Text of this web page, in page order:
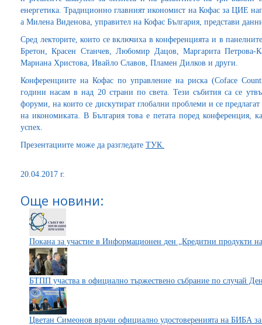
енергетика. Традиционно главният икономист на Кофас за ЦИЕ
а Милена Виденова, управител на Кофас България, представи
Сред лекторите, които се включиха в конференцията и в
Бретон, Красен Станчев, Любомир Дацов, Маргарита
Мариана Христова, Ивайло Славов, Пламен Дилков и други.
Конференциите на Кофас по управление на риска (Coface
години насам в над 20 страни по света. Тези събития са се
форуми, на които се дискутират глобални проблеми и се
на икономиката. В България това е петата поред конференция,
успех.
Презентациите може да разгледате ТУК.
20.04.2017 г.
Още новини:
Покана за участие в Информационен ден „Кредитни продукти
БТПП участва в официално тържествено събрание по случай
Цветан Симеонов връчи официално удостоверенията на БИБА